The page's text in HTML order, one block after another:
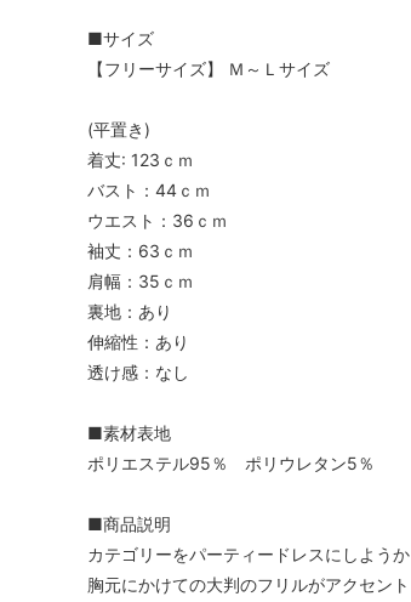
■サイズ
【フリーサイズ】 Ｍ～Ｌサイズ
(平置き)
着丈: 123ｃｍ
バスト：44ｃｍ
ウエスト：36ｃｍ
袖丈：63ｃｍ
肩幅：35ｃｍ
裏地：あり
伸縮性：あり
透け感：なし
■素材表地
ポリエステル95％ ポリウレタン5％
■商品説明
カテゴリーをパーティードレスにしよう
胸元にかけての大判のフリルがアクセン